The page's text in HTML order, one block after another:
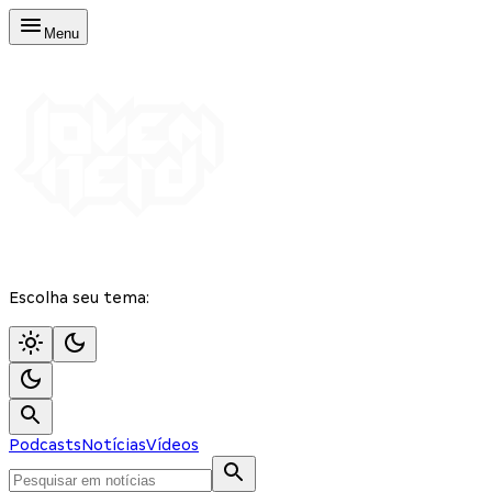
Menu
Escolha seu tema:
PodcastsNotíciasVídeos